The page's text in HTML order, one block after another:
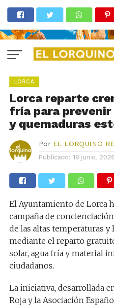
LORCA
Lorca reparte
fría para
y quemaduras
Por EL LORQUINO
Publicado: 18 junio, 2026
El Ayuntamiento de Lorca
campaña de
de las altas temperaturas y
mediante el reparto
solar, agua fría y material
ciudadanos.
La iniciativa, desarrollada
Roja y la Asociación